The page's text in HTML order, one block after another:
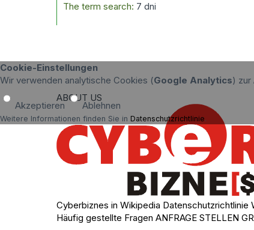
The term search: 7 dni
Cookie-Einstellungen
Wir verwenden analytische Cookies (Google Analytics) zur
Akzeptieren Ablehnen
Weitere Informationen finden Sie in Datenschutzrichtlinie.
ABOUT US
Cyberbiznes in Wikipedia Datenschutzrichtlinie
Häufig gestellte Fragen ANFRAGE STELLEN